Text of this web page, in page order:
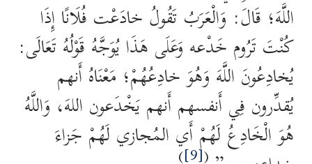
اللَّهَ؛ قَالَ: وَالْعَرَبُ تَقُولُ خادَعْت فُلَانًا إِذَا
كُنْتَ تَرُوم خَدْعه وَعَلَى هَذَا يُوَجَّهُ قَوْلُهُ تَعَالَى:
يُخادِعُونَ اللَّهَ وَهُوَ خادِعُهُمْ؛ مَعْنَاهُ أَنهم
يُقدِّرون فِي أَنفسهم أَنهم يَخْدَعون اللهَ، وَاللَّهُ
هُوَ الْخَادِعُ لَهُمْ أَي المُجازي لَهُمْ جَزاءَ
(
[9]
)